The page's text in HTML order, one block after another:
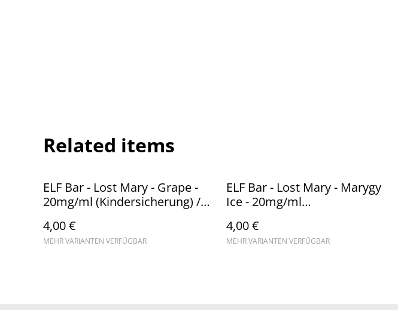
Related items
ELF Bar - Lost Mary - Grape -
20mg/ml (Kindersicherung) //
4,00 €
MEHR VARIANTEN VERFÜGBAR
ELF Bar - Lost Mary - Marygy
Ice - 20mg/ml
Steuerware
4,00 €
MEHR VARIANTEN VERFÜGBAR